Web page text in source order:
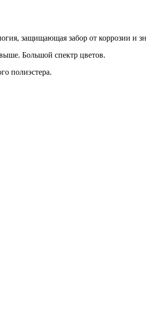
защищающая забор от коррозии и
Большой спектр цветов.
полиэстера.